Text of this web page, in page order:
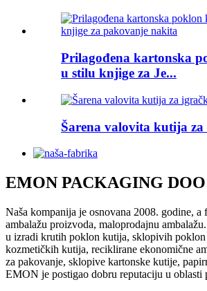
Prilagođena kartonska
u stilu knjige za Je...
Šarena valovita kutija za
EMON PACKAGING DOO
Naša kompanija je osnovana 2008. godine, a
ambalažu proizvoda, maloprodajnu
u izradi krutih poklon kutija, sklopivih
kozmetičkih kutija, reciklirane ekonomične
za pakovanje, sklopive kartonske kutije,
EMON je postigao dobru reputaciju u oblasti